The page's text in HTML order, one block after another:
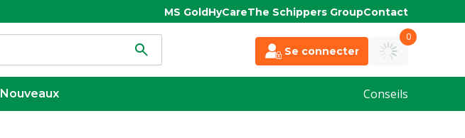
MS GoldHyCareThe Schippers GroupContact
Se connecter
0
Nouveaux Conseils